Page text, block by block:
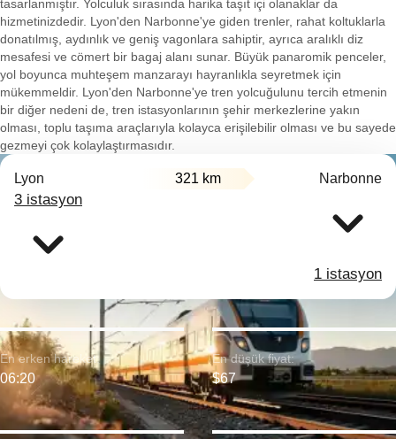
tasarlanmıştır. Yolculuk sırasında harika taşıt içi olanaklar da
hizmetinizdedir. Lyon'den Narbonne'ye giden trenler, rahat koltuklarla
donatılmış, aydınlık ve geniş vagonlara sahiptir, ayrıca aralıklı diz
mesafesi ve cömert bir bagaj alanı sunar. Büyük panaromik penceler,
yol boyunca muhteşem manzarayı hayranlıkla seyretmek için
mükemmeldir. Lyon'den Narbonne'ye tren yolcuğulunu tercih etmenin
bir diğer nedeni de, tren istasyonlarının şehir merkezlerine yakın
olması, toplu taşıma araçlarıyla kolayca erişilebilir olması ve bu sayede
gezmeyi çok kolaylaştırmasıdır.
Lyon 321 km Narbonne
3 istasyon
1 istasyon
En erken hareket:
06:20
En düşük fiyat:
$67